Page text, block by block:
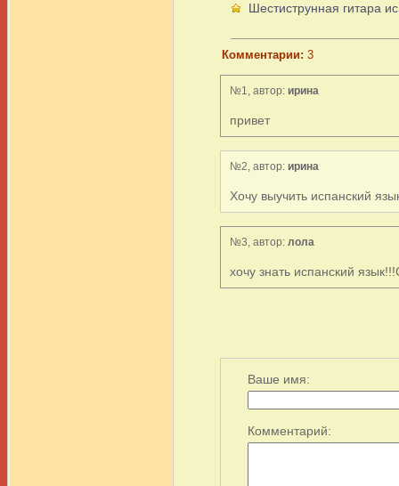
Шестиструнная гитара
Комментарии: 3
№1, автор: ирина
привет
№2, автор: ирина
Хочу выучить испанский
№3, автор: лола
хочу знать испанский
Ваше имя:
Комментарий: